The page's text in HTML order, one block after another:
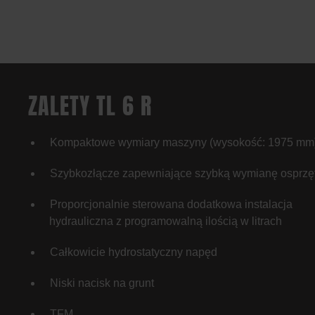
ZALETY TL 6 R
Kompaktowe wymiary maszyny (wysokość: 1975
Szybkozłącze zapewniające szybką wymianę
Proporcjonalnie sterowana dodatkowa instalacja
hydrauliczna z programowalną ilością w litrach
Całkowicie hydrostatyczny napęd
Niski nacisk na grunt